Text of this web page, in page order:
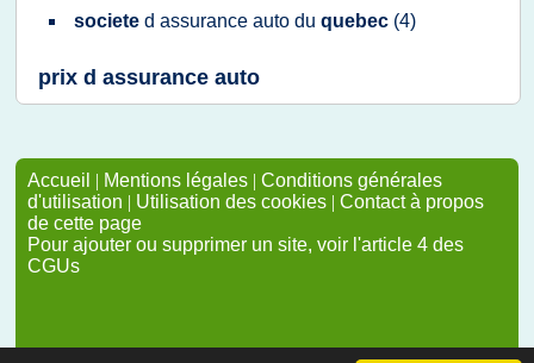
societe d assurance auto du quebec (4)
prix d assurance auto
Accueil | Mentions légales | Conditions générales
d'utilisation | Utilisation des cookies | Contact à propos
de cette page
Pour ajouter ou supprimer un site, voir l'article 4 des
CGUs